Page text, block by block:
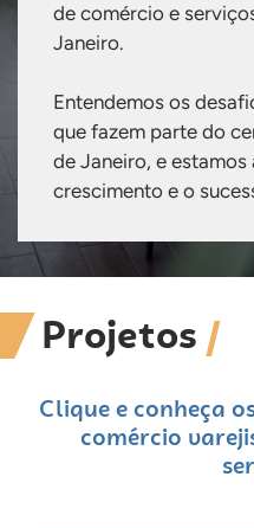
de comércio e
Janeiro.
Entendemos os
que fazem parte do
de Janeiro, e
crescimento e o
Projetos
Clique e conheça
comércio